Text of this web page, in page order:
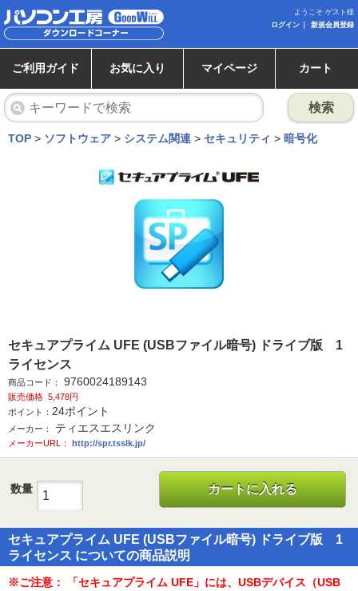
ようこそ ゲスト様
ログイン
新規会員登録
ご利用ガイド お気に入り マイページ カート
検索
TOP > ソフトウェア > システム関連 > セキュリティ > 暗号化
セキュアプライム UFE (USBファイル暗号) ドライブ版 1
ライセンス
商品コード： 9760024189143
販売価格 5,478円
ポイント： 24ポイント
メーカー： ティエスエスリンク
メーカーURL： http://spr.tsslk.jp/
数量 カートに入れる
セキュアプライム UFE (USBファイル暗号) ドライブ版 1
ライセンス についての商品説明
※ご注意： 「セキュアプライム UFE」には、USBデバイス（USB